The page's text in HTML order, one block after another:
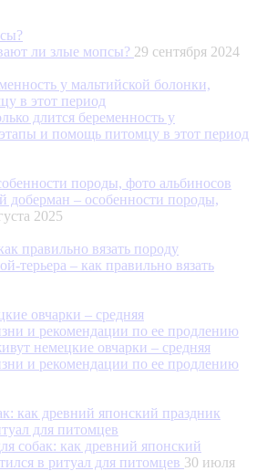
ли злые мопсы? 29 сентября 2024
длится беременность у
и помощь питомцу в этот период
доберман – особенности породы,
2025
терьера – как правильно вязать
немецкие овчарки – средняя
и рекомендации по ее продлению
собак: как древний японский
в ритуал для питомцев 30 июля